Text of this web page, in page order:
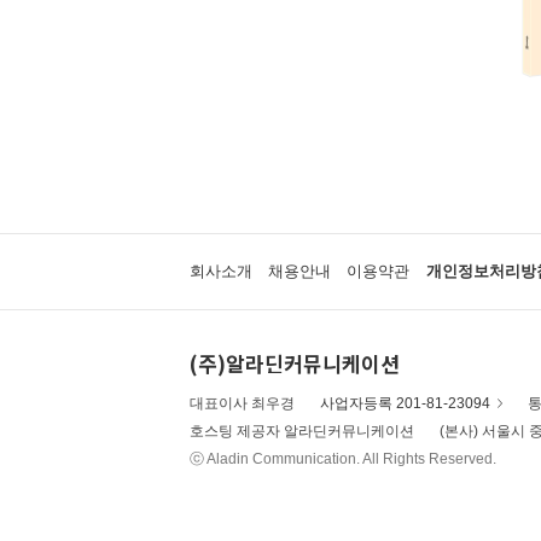
회사소개 채용안내 이용약관 개인정보처리방
(주)알라딘커뮤니케이션
대표이사 최우경 사업자등록 201-81-23094
호스팅 제공자 알라딘커뮤니케이션
(본사) 서울시
ⓒ Aladin Communication. All Rights Reserved.